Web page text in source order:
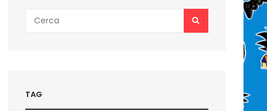
for:
TAG